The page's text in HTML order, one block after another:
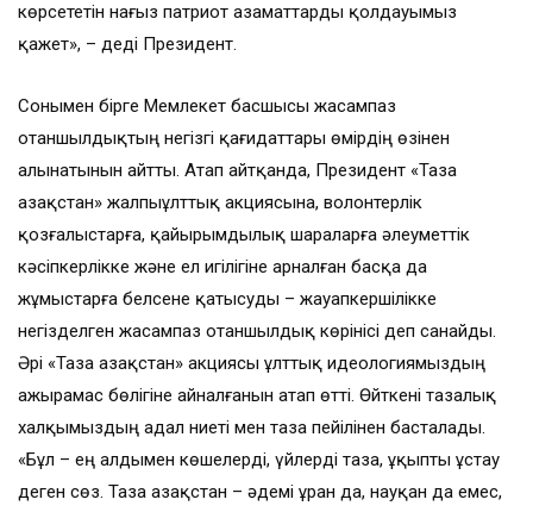
көрсететін нағыз патриот азаматтарды қолдауымыз
қажет», – деді Президент.
Сонымен бірге Мемлекет басшысы жасампаз
отаншылдықтың негізгі қағидаттары өмірдің өзінен
алынатынын айтты. Атап айтқанда, Президент «Таза
Қазақстан» жалпыұлттық акциясына, волонтерлік
қозғалыстарға, қайырымдылық шараларға әлеуметтік
кәсіпкерлікке және ел игілігіне арналған басқа да
жұмыстарға белсене қатысуды – жауапкершілікке
негізделген жасампаз отаншылдық көрінісі деп санайды.
Әрі «Таза Қазақстан» акциясы ұлттық идеологиямыздың
ажырамас бөлігіне айналғанын атап өтті. Өйткені тазалық
халқымыздың адал ниеті мен таза пейілінен басталады.
«Бұл – ең алдымен көшелерді, үйлерді таза, ұқыпты ұстау
деген сөз. Таза Қазақстан – әдемі ұран да, науқан да емес,